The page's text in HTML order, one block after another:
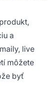
a
live
môžete
byť